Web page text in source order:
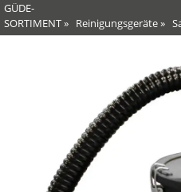
GÜDE-
SORTIMENT» Reinigungsgeräte»